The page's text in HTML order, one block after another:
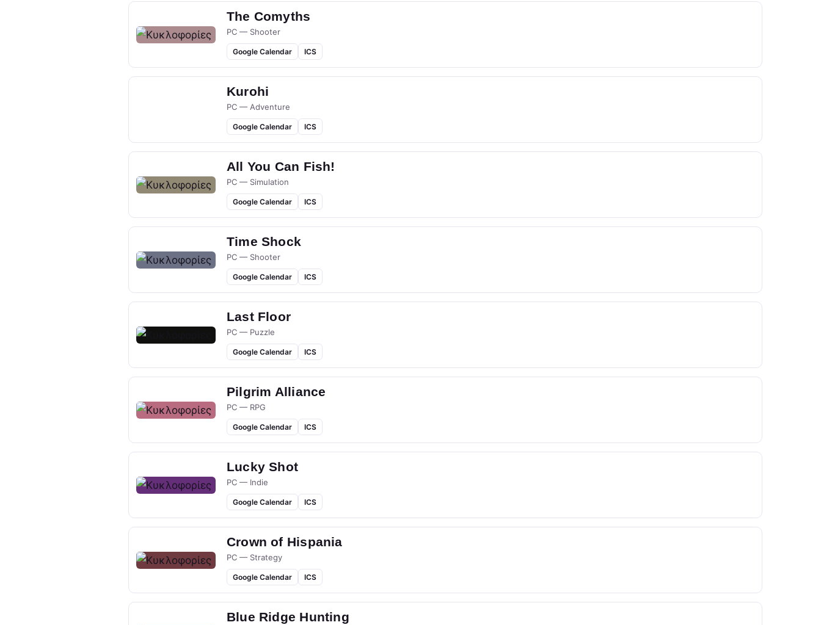
The Comyths
PC — Shooter
Google Calendar ICS
Kurohi
PC — Adventure
Google Calendar ICS
All You Can Fish!
PC — Simulation
Google Calendar ICS
Time Shock
PC — Shooter
Google Calendar ICS
Last Floor
PC — Puzzle
Google Calendar ICS
Pilgrim Alliance
PC — RPG
Google Calendar ICS
Lucky Shot
PC — Indie
Google Calendar ICS
Crown of Hispania
PC — Strategy
Google Calendar ICS
Blue Ridge Hunting